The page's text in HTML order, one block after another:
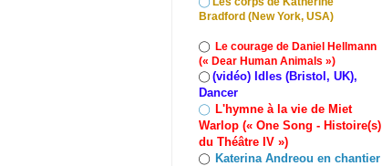
Bradford (New York, USA)
◯ Le courage de Daniel Hellmann
(« Dear Human Animals »)
◯ (vidéo) Idles (Bristol, UK),
Dancer
◯ L'hymne à la vie de Miet
Warlop (« One Song - Histoire(s)
du Théâtre IV »)
◯ Katerina Andreou en chantier